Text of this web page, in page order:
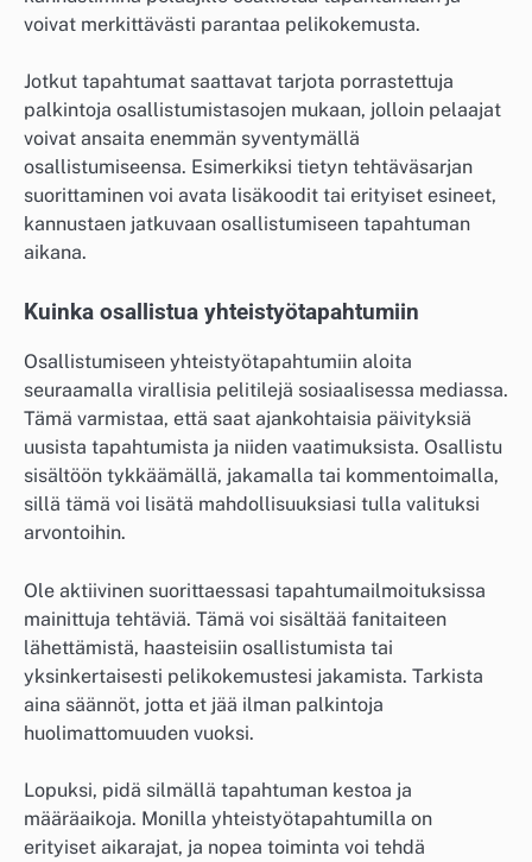
voivat merkittävästi parantaa pelikokemusta.
Jotkut tapahtumat saattavat tarjota porrastettuja
palkintoja osallistumistasojen mukaan, jolloin pelaajat
voivat ansaita enemmän syventymällä
osallistumiseensa. Esimerkiksi tietyn tehtäväsarjan
suorittaminen voi avata lisäkoodit tai erityiset esineet,
kannustaen jatkuvaan osallistumiseen tapahtuman
aikana.
Kuinka osallistua yhteistyötapahtumiin
Osallistumiseen yhteistyötapahtumiin aloita
seuraamalla virallisia pelitilejä sosiaalisessa mediassa.
Tämä varmistaa, että saat ajankohtaisia päivityksiä
uusista tapahtumista ja niiden vaatimuksista. Osallistu
sisältöön tykkäämällä, jakamalla tai kommentoimalla,
sillä tämä voi lisätä mahdollisuuksiasi tulla valituksi
arvontoihin.
Ole aktiivinen suorittaessasi tapahtumailmoituksissa
mainittuja tehtäviä. Tämä voi sisältää fanitaiteen
lähettämistä, haasteisiin osallistumista tai
yksinkertaisesti pelikokemustesi jakamista. Tarkista
aina säännöt, jotta et jää ilman palkintoja
huolimattomuuden vuoksi.
Lopuksi, pidä silmällä tapahtuman kestoa ja
määräaikoja. Monilla yhteistyötapahtumilla on
erityiset aikarajat, ja nopea toiminta voi tehdä